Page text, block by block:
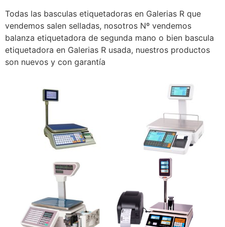
Todas las basculas etiquetadoras en Galerias R que
vendemos salen selladas, nosotros Nº vendemos
balanza etiquetadora de segunda mano o bien bascula
etiquetadora en Galerias R usada, nuestros productos
son nuevos y con garantía